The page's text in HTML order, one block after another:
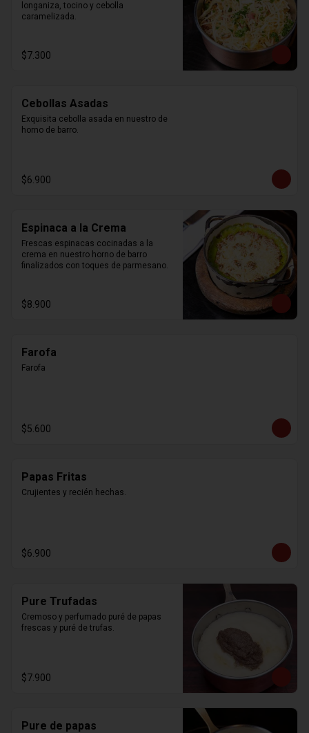
longaniza, tocino y cebolla
caramelizada.
$7.300
Cebollas Asadas
Exquisita cebolla asada en nuestro de
horno de barro.
$6.900
Espinaca a la Crema
Frescas espinacas cocinadas a la
crema en nuestro horno de barro
finalizados con toques de parmesano.
$8.900
Farofa
Farofa
$5.600
Papas Fritas
Crujientes y recién hechas.
$6.900
Pure Trufadas
Cremoso y perfumado puré de papas
frescas y puré de trufas.
$7.900
Pure de papas